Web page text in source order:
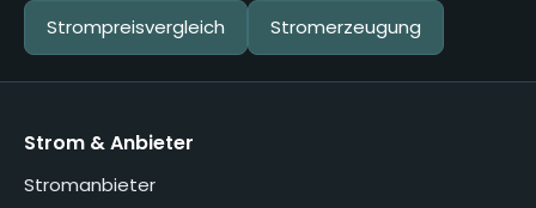
Strompreisvergleich Stromerzeugung
Strom & Anbieter
Stromanbieter